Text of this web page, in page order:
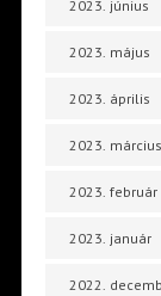
2023. június
2023. május
2023. április
2023. március
2023. február
2023. január
2022.